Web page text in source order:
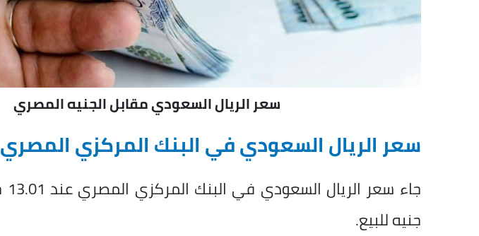
سعر الريال السعودي مقابل الجنيه المصري
سعر الريال السعودي في البنك المركزي المصري
جنيه للبيع.